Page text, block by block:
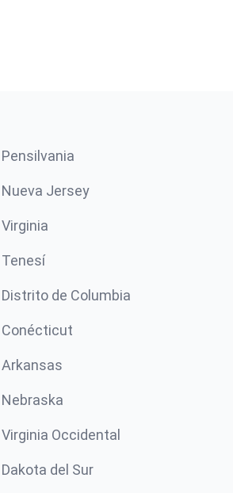
Pensilvania
Nueva Jersey
Virginia
Tenesí
Distrito de Columbia
Conécticut
Arkansas
Nebraska
Virginia Occidental
Dakota del Sur